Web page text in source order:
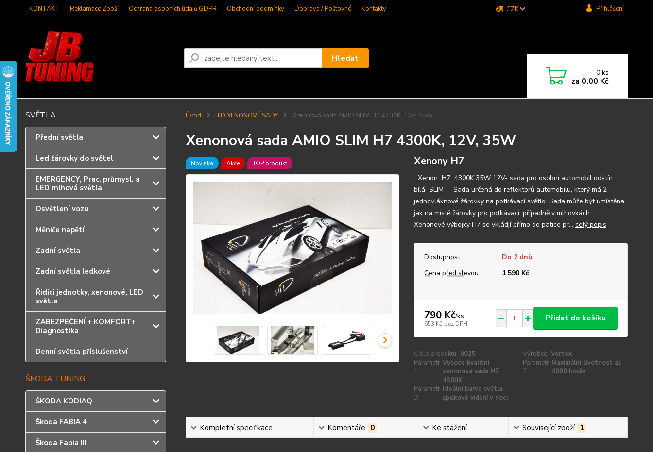
KONTAKT Reklamace Zboží Ochrana osobních údajů GDPR Obchodní podmínky Doprava / Poštovné Kontakty CZK Přihlášení
Hledat
0ks
za 0,00 Kč
SVĚTLA
Přední světla
Led žárovky do světel
EMERGENCY, Prac. průmysl. a
LED mlhová světla
Osvětlení vozu
Měniče napětí
Zadní světla
Zadní světla ledkové
Řídící jednotky, xenonové, LED
světla
ZABEZPEČENÍ + KOMFORT+
Diagnostika
Denní světla příslušenství
ŠKODA TUNING
ŠKODA KODIAQ
Škoda FABIA 4
Škoda Fabia III
Úvod HID XENONOVÉ SADY Xenonová sada AMIO SLIM H7 4300K, 12V, 35W
Xenonová sada AMIO SLIM H7 4300K, 12V, 35W
Novinka Akce TOP produkt Xenony H7
Xenon H7 4300K 35W 12V- sada pro osobní automobil odstín
bílá SLIM Sada určená do reflektorů automobilu, který má 2
jednovláknové žárovky na potkávací světlo. Sada může být umístěna
jak na místě žárovky pro potkávací, případně v mlhovkách.
Xenonové výbojky H7 se vkládjí přímo do patice pr... celý popis
Dostupnost
Do 2 dnů
Cena před slevou
1 590 Kč
790 Kč/ks
653 Kč bez DPH
Přidat do košíku
Číslo produktu: 0025 Výrobce: Vertex
Parametr
1:
Vysoce kvalitní
xenonová sada H7
4300K
Parametr
2:
Maximální životnost až
4000 hodin
Parametr
3:
Ideální barva světla-
špičkové vidění v noci
Kompletní specifikace Komentáře 0 Ke stažení Související zboží 1